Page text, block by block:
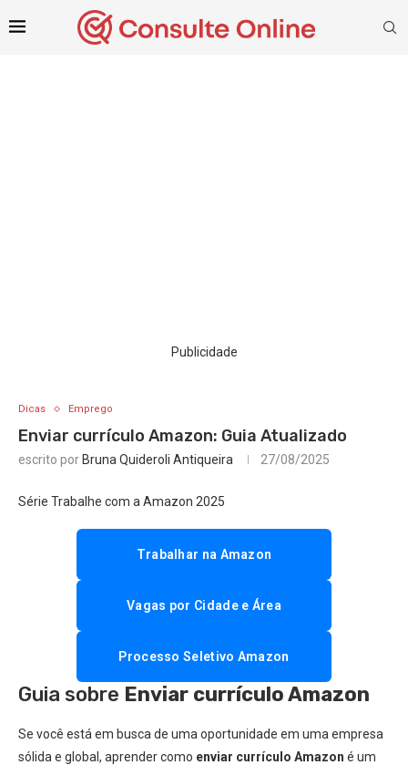
Publicidade
Dicas Emprego
Enviar currículo Amazon: Guia Atualizado
escrito por Bruna Quideroli Antiqueira 27/08/2025
Série Trabalhe com a Amazon 2025
Trabalhar na Amazon
Vagas por Cidade e Área
Processo Seletivo Amazon
Guia sobre Enviar currículo Amazon
Se você está em busca de uma oportunidade em uma empresa
sólida e global, aprender como enviar currículo Amazon é um